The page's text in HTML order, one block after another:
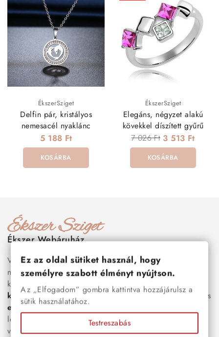
ÉkszerSziget
Delfin pár, kristályos
nemesacél nyaklánc
5 188 Ft
KOSÁRBA
ÉkszerSziget
Elegáns, négyzet alakú
kövekkel díszített gyűrű
7 026 Ft 3 513 Ft
KOSÁRBA
Ékszer Webáruház
Válogass több száz prémium minőségű, stílusos és tartós
nemesacél ékszer és orvosi fém ékszer közül, amelyek
között megtalálhatók a legnépszerűbb darabok is:
karkötők, nőinyakláncok,karikagyűrűk,fülbevalók
és
esküvői kiegészítőkegyaránt. Webáruházunkban a
legújabb trendeket követő, mégis időtálló ékszerek közül
választhatsz – legyen szó ajándékról, mindennapi
Ez az oldal sütiket használ, hogy
személyre szabott élményt nyújtson.
Az „Elfogadom” gombra kattintva hozzájárulsz a
sütik használatához.
Testreszabás